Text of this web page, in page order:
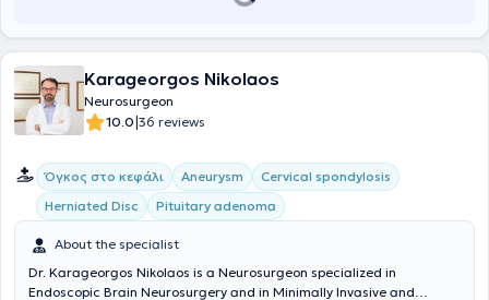
Karageorgos Nikolaos
Neurosurgeon
10.0|36 reviews
Όγκος στο κεφάλι Aneurysm
Cervical spondylosis
Herniated Disc
Pituitary adenoma
About the specialist
Dr. Karageorgos Nikolaos is a Neurosurgeon specialized in
Endoscopic Brain Neurosurgery and in Minimally Invasive and